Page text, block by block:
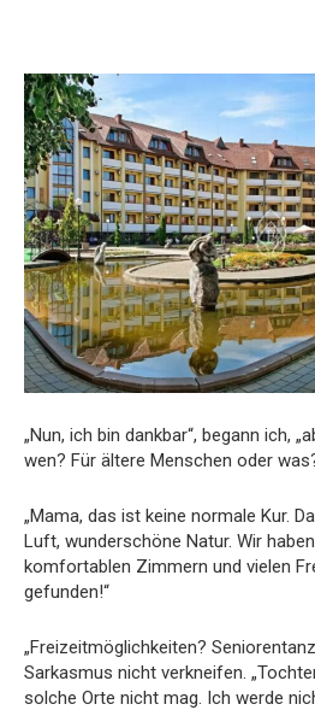
„Nun, ich bin dankbar“, begann ich,
wen? Für ältere Menschen oder
„Mama, das ist keine normale Kur.
Luft, wunderschöne Natur. Wir
komfortablen Zimmern und vielen
gefunden!“
„Freizeitmöglichkeiten?
Sarkasmus nicht verkneifen.
solche Orte nicht mag. Ich werde